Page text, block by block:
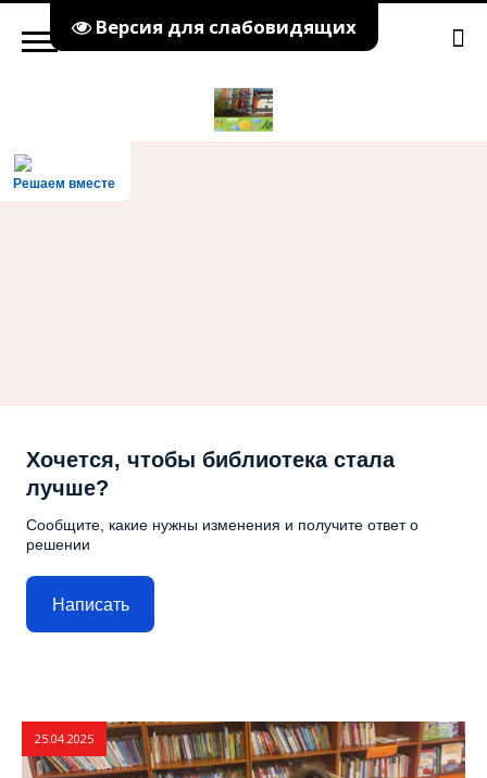
Версия для слабовидящих
Решаем вместе
Хочется, чтобы библиотека стала
лучше?
Сообщите, какие нужны изменения и получите ответ о
решении
Написать
25.04.2025